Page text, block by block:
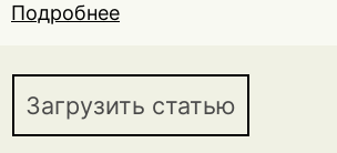
Подробнее
С ОРГАНАМИ
СТРУКТУРАМИ
Загрузить статью